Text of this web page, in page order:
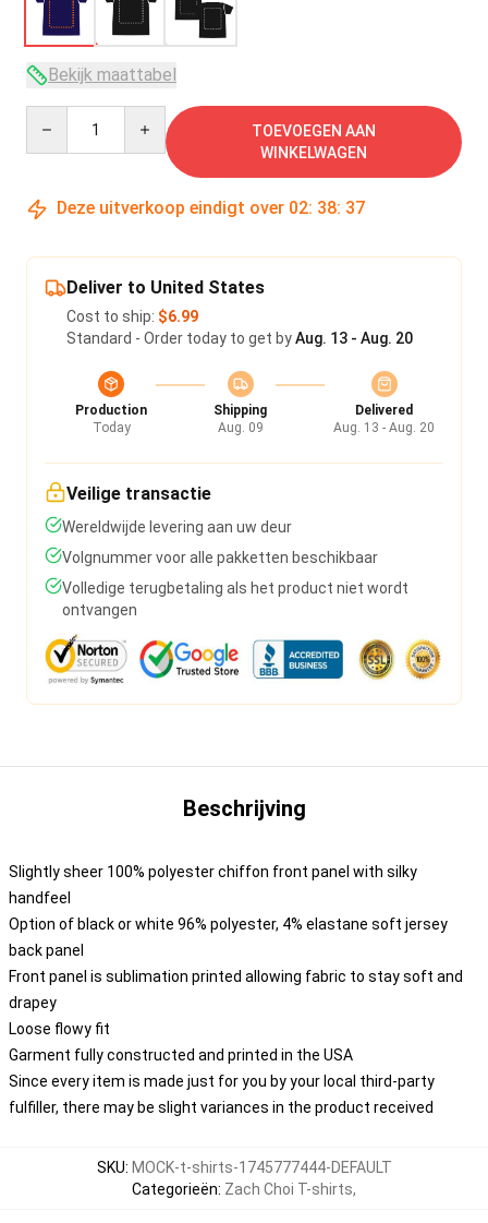
Bekijk maattabel
TOEVOEGEN AAN
WINKELWAGEN
Deze uitverkoop eindigt over 02: 38: 36
Deliver to United States
Cost to ship: $6.99
Standard - Order today to get byAug. 13 - Aug. 20
Production
Today
Shipping
Aug. 09
Delivered
Aug. 13 - Aug. 20
Veilige transactie
Wereldwijde levering aan uw deur
Volgnummer voor alle pakketten beschikbaar
Volledige terugbetaling als het product niet wordt
ontvangen
Beschrijving
Slightly sheer 100% polyester chiffon front panel with silky
handfeel
Option of black or white 96% polyester, 4% elastane soft jersey
back panel
Front panel is sublimation printed allowing fabric to stay soft and
drapey
Loose flowy fit
Garment fully constructed and printed in the USA
Since every item is made just for you by your local third-party
fulfiller, there may be slight variances in the product received
SKU: MOCK-t-shirts-1745777444-DEFAULT
Categorieën: Zach Choi T-shirts,